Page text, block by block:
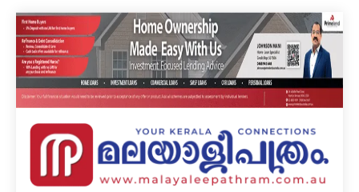
Skip
to
content